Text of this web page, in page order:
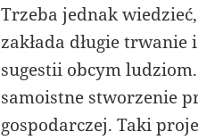
Trzeba jednak
zakłada długie trwanie
sugestii obcym
samoistne stworzenie
gospodarczej. Taki